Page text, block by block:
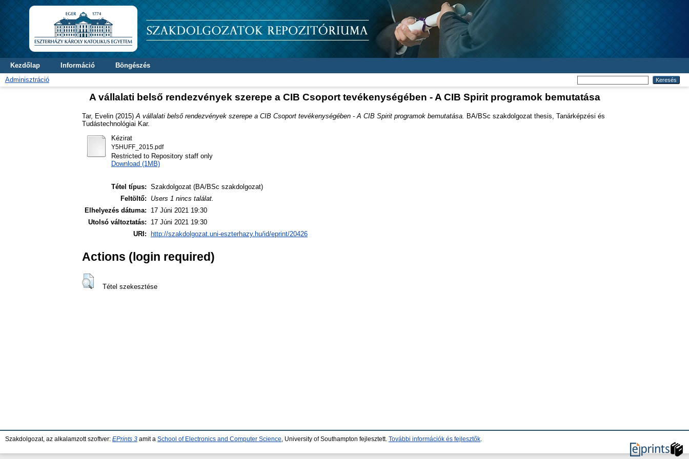
Kezdőlap Információ
Böngészés
Adminisztráció
A vállalati belső rendezvények szerepe a CIB Csoport tevékenységében - A CIB Spirit programok bemutatása
Tar, Evelin (2015) A vállalati belső rendezvények szerepe a CIB Csoport tevékenységében - A CIB Spirit programok bemutatása.
BA/BSc szakdolgozat thesis, Tanárképzési és
Tudástechnológiai Kar.
Kézirat
Y5HUFF_2015.pdf
Restricted to Repository staff only
Download (1MB)
Tétel típus: Szakdolgozat (BA/BSc szakdolgozat)
Feltöltő:
Users 1 nincs találat.
Elhelyezés dátuma:
17 Júni 2021 19:30
Utolsó változtatás:
17 Júni 2021 19:30
URI:
http://szakdolgozat.uni-eszterhazy.hu/id/eprint/20426
Actions (login required)
Tétel szekesztése
Szakdolgozat, az alkalamzott szoftver: EPrints 3 amit a School of Electronics and Computer Science , University of Southampton fejlesztett. További információk és fejlesztők